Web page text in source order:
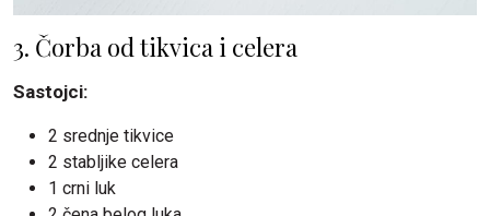
3. Čorba od tikvica i celera
Sastojci:
2 srednje tikvice
2 stabljike celera
1 crni luk